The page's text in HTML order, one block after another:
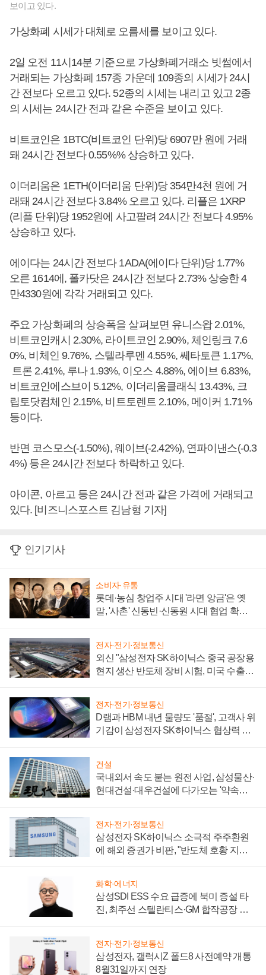
보이고 있다.
가상화폐 시세가 대체로 오름세를 보이고 있다.
2일 오전 11시14분 기준으로 가상화폐거래소 빗썸에서
거래되는 가상화폐 157종 가운데 109종의 시세가 24시
간 전보다 오르고 있다. 52종의 시세는 내리고 있고 2종
의 시세는 24시간 전과 같은 수준을 보이고 있다.
비트코인은 1BTC(비트코인 단위)당 6907만 원에 거래
돼 24시간 전보다 0.55%% 상승하고 있다.
이더리움은 1ETH(이더리움 단위)당 354만4천 원에 거
래돼 24시간 전보다 3.84% 오르고 있다. 리플은 1XRP
(리플 단위)당 1952원에 사고팔려 24시간 전보다 4.95%
상승하고 있다.
에이다는 24시간 전보다 1ADA(에이다 단위)당 1.77%
오른 1614에, 폴카닷은 24시간 전보다 2.73% 상승한 4
만4330원에 각각 거래되고 있다.
주요 가상화폐의 상승폭을 살펴보면 유니스왑 2.01%,
비트코인캐시 2.30%, 라이트코인 2.90%, 체인링크 7.6
0%, 비체인 9.76%, 스텔라루멘 4.55%, 쎄타토큰 1.17%,
트론 2.41%, 루나 1.93%, 이오스 4.88%, 에이브 6.83%,
비트코인에스브이 5.12%, 이더리움클래식 13.43%, 크
립토닷컴체인 2.15%, 비트토렌트 2.10%, 메이커 1.71%
등이다.
반면 코스모스(-1.50%), 웨이브(-2.42%), 연파이낸스(-0.3
4%) 등은 24시간 전보다 하락하고 있다.
아이콘, 아르고 등은 24시간 전과 같은 가격에 거래되고
있다. [비즈니스포스트 김남형 기자]
인기기사
소비자·유통
롯데·농심 창업주 시대 '라면 앙금'은 옛
말, '사촌' 신동빈·신동원 시대 협업 확대
전자·전기·정보통신
외신 "삼성전자 SK하이닉스 중국 공장용
현지 생산 반도체 장비 시험, 미국 수출통
전자·전기·정보통신
D램과 HBM 내년 물량도 '품절', 고객사 위
기감이 삼성전자 SK하이닉스 협상력 더
건설
국내외서 속도 붙는 원전 사업, 삼성물산·
현대건설·대우건설에 다가오는 '약속의
전자·전기·정보통신
삼성전자 SK하이닉스 소극적 주주환원
에 해외 증권가 비판, "반도체 호황 지속
화학·에너지
삼성SDI ESS 수요 급증에 북미 증설 타
진, 최주선 스텔란티스·GM 합작공장 건
전자·전기·정보통신
삼성전자, 갤럭시Z 폴드8 사전예약 개통
8월31일까지 연장